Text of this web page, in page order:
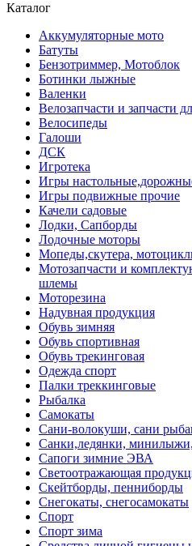
Каталог
Аккумуляторные мото
Батуты
Бензотриммер, Мотоблок
Ботинки лыжные
Валенки
Велозапчасти и запчасти
Велосипеды
Галоши
ДСК
Игротека
Игры
Игры подвижные прочие
Качели садовые
Лодки, Сапборды
Лодочные моторы
Мопеды,скутера,
Мотозапчасти и
шлемы
Моторезина
Надувная продукция
Обувь зимняя
Обувь спортивная
Обувь трекинговая
Одежда спорт
Палки треккинговые
Рыбалка
Самокаты
Сани-волокуши, сани
Санки,ледянки,
Сапоги зимние ЭВА
Светоотражающая
Скейтборды, пенниборды
Снегокаты, снегосамокаты
Спорт
Спорт зима